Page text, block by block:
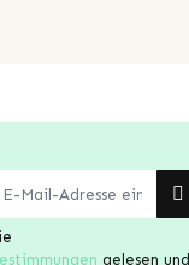
gelesen und